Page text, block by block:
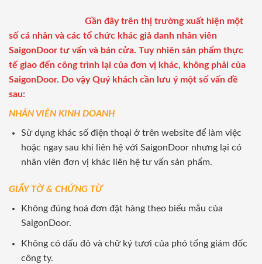
Gần đây trên thị trường xuất hiện một
số cá nhân và các tổ chức khác giả danh nhân viên
SaigonDoor tư vấn và bán cửa. Tuy nhiên sản phẩm thực
tế giao đến công trình lại của đơn vị khác, không phải của
SaigonDoor. Do vậy Quý khách cần lưu ý một số vấn đề
sau:
NHÂN VIÊN KINH DOANH
Sử dụng khác số điện thoại ở trên website để làm việc
hoặc ngay sau khi liên hệ với SaigonDoor nhưng lại có
nhân viên đơn vị khác liên hệ tư vấn sản phẩm.
GIẤY TỜ & CHỨNG TỪ
Không đúng hoá đơn đặt hàng theo biểu mẫu của
SaigonDoor.
Không có dấu đỏ và chữ ký tươi của phó tổng giám đốc
công ty.